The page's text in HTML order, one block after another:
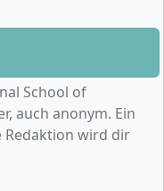
kurz ISM, ist
Fachhochschule
Management . Sie
und betreibt
School of
auch anonym. Ein
Redaktion wird dir